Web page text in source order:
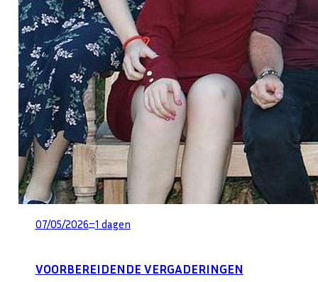
07/05/2026–1 dagen
VOORBEREIDENDE VERGADERINGEN